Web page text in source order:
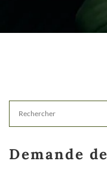
Demande de